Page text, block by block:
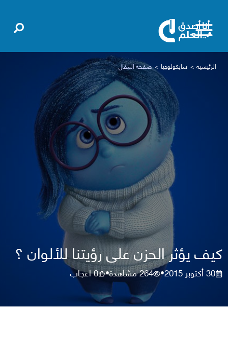
الرئيسية سايكولوجيا صفحة المقال
كيف يؤثر الحزن على رؤيتنا للألوان ؟
30 أكتوبر 2015 •
264مشاهدة•
0اعجاب